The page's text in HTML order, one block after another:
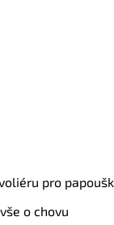
pro
o chovu